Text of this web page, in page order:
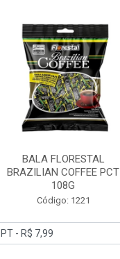
BALA FLORESTAL
BRAZILIAN COFFEE PCT
108G
Código: 1221